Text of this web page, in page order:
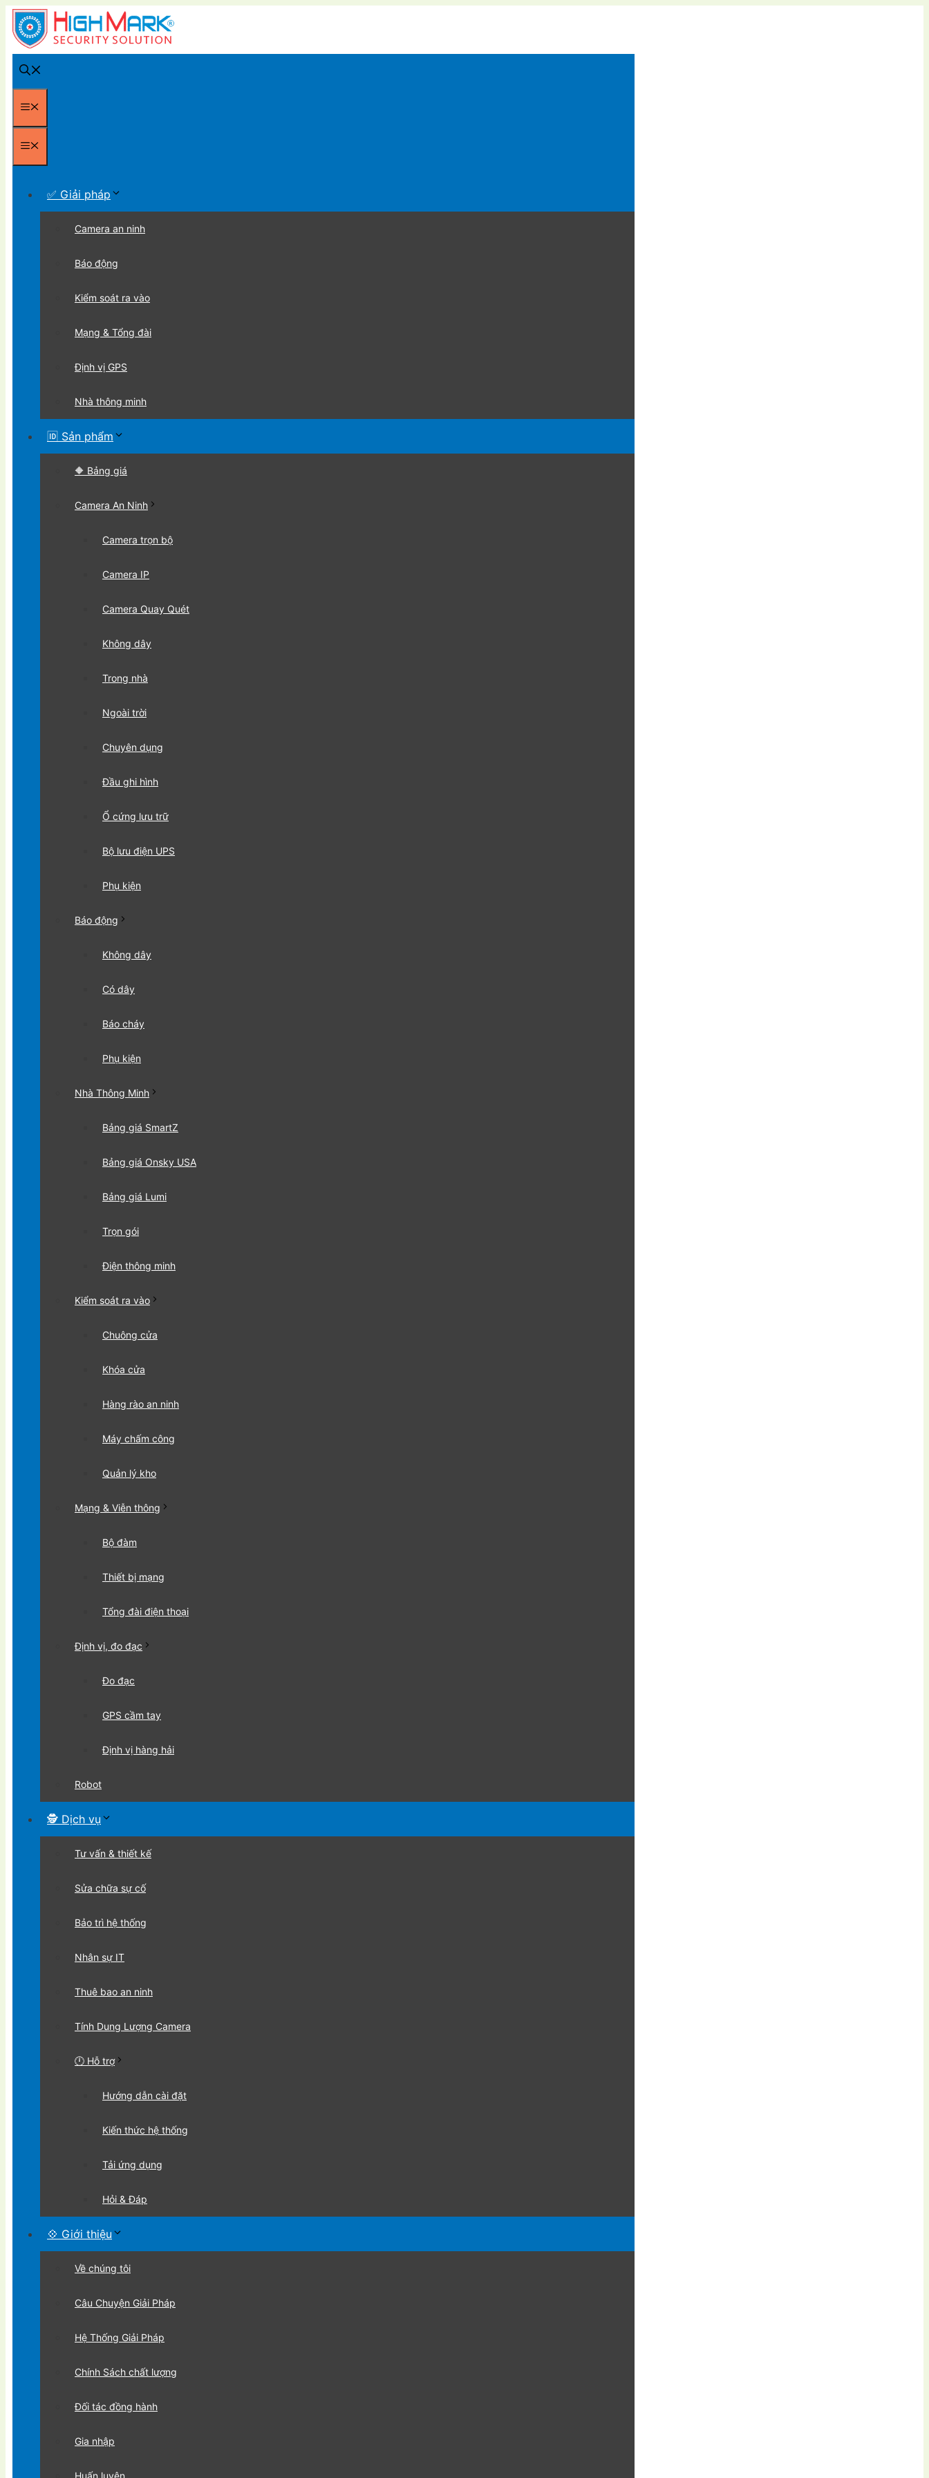
Chuyển
đến
nội
dung
Menu
Menu
✅ Giải pháp
Camera an ninh
Báo động
Kiểm soát ra vào
Mạng & Tổng đài
Định vị GPS
Nhà thông minh
🆔 Sản phẩm
🔶 Bảng giá
Camera An Ninh
Camera trọn bộ
Camera IP
Camera Quay Quét
Không dây
Trong nhà
Ngoài trời
Chuyên dụng
Đầu ghi hình
Ổ cứng lưu trữ
Bộ lưu điện UPS
Phụ kiện
Báo động
Không dây
Có dây
Báo cháy
Phụ kiện
Nhà Thông Minh
Bảng giá SmartZ
Bảng giá Onsky USA
Bảng giá Lumi
Trọn gói
Điện thông minh
Kiểm soát ra vào
Chuông cửa
Khóa cửa
Hàng rào an ninh
Máy chấm công
Quản lý kho
Mạng & Viễn thông
Bộ đàm
Thiết bị mạng
Tổng đài điện thoại
Định vị, đo đạc
Đo đạc
GPS cầm tay
Định vị hàng hải
Robot
🕵 Dịch vụ
Tư vấn & thiết kế
Sửa chữa sự cố
Bảo trì hệ thống
Nhân sự IT
Thuê bao an ninh
Tính Dung Lượng Camera
🕛 Hỗ trợ
Hướng dẫn cài đặt
Kiến thức hệ thống
Tải ứng dụng
Hỏi & Đáp
💠 Giới thiệu
Về chúng tôi
Câu Chuyện Giải Pháp
Hệ Thống Giải Pháp
Chính Sách chất lượng
Đối tác đồng hành
Gia nhập
Huấn luyện